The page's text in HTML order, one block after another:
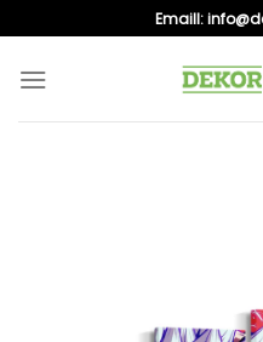
to
content
Emaill: